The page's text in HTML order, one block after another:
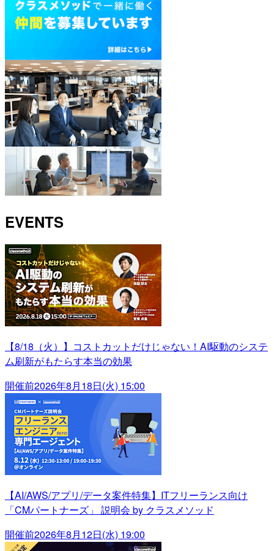
EVENTS
【8/18（火）】コストカットだけじゃない！AI駆動のシステ
ム刷新がもたらす本当の効果
開催前2026年8月18日(火) 15:00
【AI/AWS/アプリ/データ案件特集】ITフリーランス向け
「CMパートナーズ」 説明会 by クラスメソッド
開催前2026年8月12日(水) 19:00